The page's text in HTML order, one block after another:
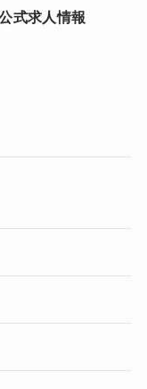
式求人情報